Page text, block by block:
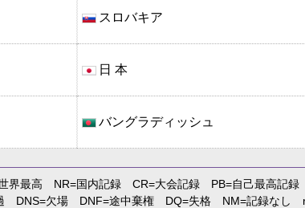
スロバキア
日 本
バングラディッシュ
界最高 NR=国内記録 CR=大会記録 PB=自己最高記録
DNS=欠場 DNF=途中棄権 DQ=失格 NM=記録なし